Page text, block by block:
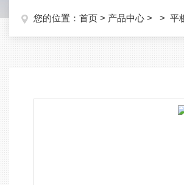
您的位置： 首页 > 产品中心 > > 平